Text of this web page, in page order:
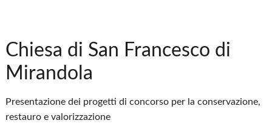
Chiesa di San Francesco di
Mirandola
Presentazione dei progetti di concorso per la conservazione,
restauro e valorizzazione